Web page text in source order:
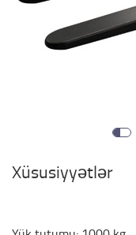
Xüsusiyyətlər